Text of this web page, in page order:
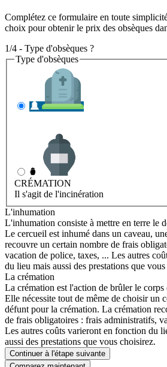
Complétez ce formulaire en toute
choix pour obtenir le prix des obsèques
1/4 - Type d'obsèques ?
Type d'obsèques
CRÉMATION
Il s'agit de l'incinération
L'inhumation
L'inhumation consiste à mettre en terre le
Le cercueil est inhumé dans un caveau,
recouvre un certain nombre de frais
vacation de police, taxes, ... Les autres
du lieu mais aussi des prestations que
La crémation
La crémation est l'action de brûler le corps
Elle nécessite tout de même de choisir un
défunt pour la crémation. La crémation
de frais obligatoires : frais administratifs,
Les autres coûts varieront en fonction du
aussi des prestations que vous choisirez.
Continuer à l'étape suivante